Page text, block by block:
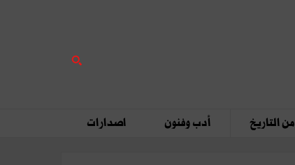
من التاريخ أدب وفنون اصدارات